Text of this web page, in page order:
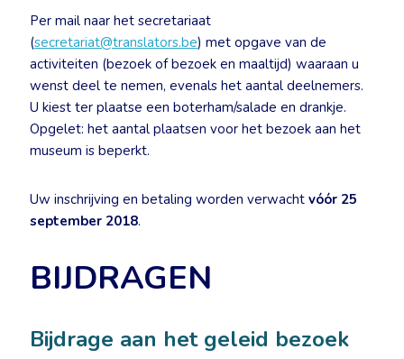
Per mail naar het secretariaat
(secretariat@translators.be) met opgave van de
activiteiten (bezoek of bezoek en maaltijd) waaraan u
wenst deel te nemen, evenals het aantal deelnemers.
U kiest ter plaatse een boterham/salade en drankje.
Opgelet: het aantal plaatsen voor het bezoek aan het
museum is beperkt.
Uw inschrijving en betaling worden verwacht vóór 25
september 2018.
BIJDRAGEN
Bijdrage aan het geleid bezoek